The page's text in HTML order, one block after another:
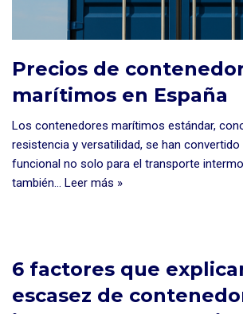
Precios de
marítimos en España
Los contenedores marítimos estándar,
resistencia y versatilidad, se han
funcional no solo para el transporte
también… Leer más »
6 factores que
escasez de